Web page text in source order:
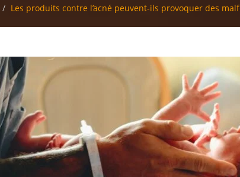
Les produits contre l’acné peuvent-ils provoquer des